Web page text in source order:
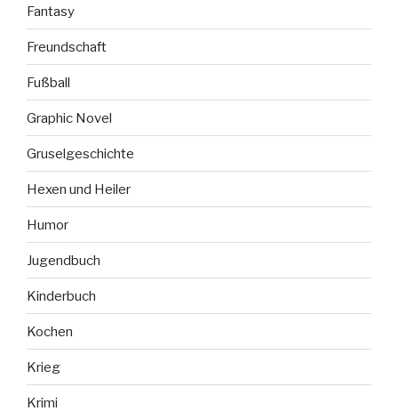
Fantasy
Freundschaft
Fußball
Graphic Novel
Gruselgeschichte
Hexen und Heiler
Humor
Jugendbuch
Kinderbuch
Kochen
Krieg
Krimi